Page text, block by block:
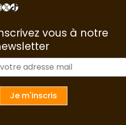
X TikTok
vous à notre
Je m'inscris